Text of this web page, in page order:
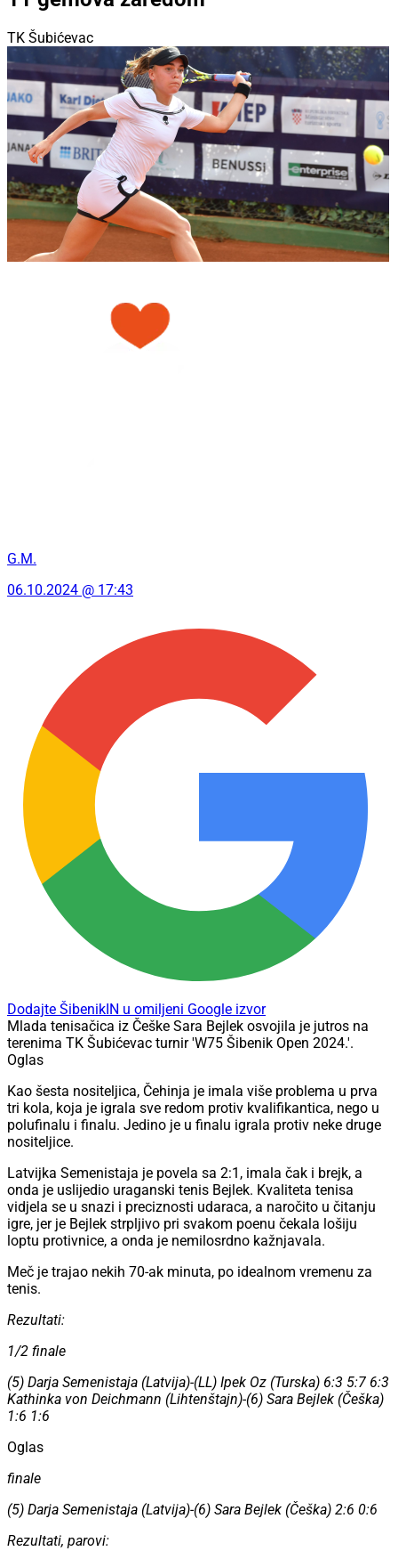
TK Šubićevac
G.M.
06.10.2024 @ 17:43
Dodajte ŠibenikIN u omiljeni Google izvor
Mlada tenisačica iz Češke Sara Bejlek osvojila je jutros na
terenima TK Šubićevac turnir 'W75 Šibenik Open 2024.'.
Oglas
Kao šesta nositeljica, Čehinja je imala više problema u prva
tri kola, koja je igrala sve redom protiv kvalifikantica, nego u
polufinalu i finalu. Jedino je u finalu igrala protiv neke druge
nositeljice.
Latvijka Semenistaja je povela sa 2:1, imala čak i brejk, a
onda je uslijedio uraganski tenis Bejlek. Kvaliteta tenisa
vidjela se u snazi i preciznosti udaraca, a naročito u čitanju
igre, jer je Bejlek strpljivo pri svakom poenu čekala lošiju
loptu protivnice, a onda je nemilosrdno kažnjavala.
Meč je trajao nekih 70-ak minuta, po idealnom vremenu za
tenis.
Rezultati:
1/2 finale
(5) Darja Semenistaja (Latvija)-(LL) Ipek Oz (Turska) 6:3 5:7 6:3
Kathinka von Deichmann (Lihtenštajn)-(6) Sara Bejlek (Češka)
1:6 1:6
Oglas
finale
(5) Darja Semenistaja (Latvija)-(6) Sara Bejlek (Češka) 2:6 0:6
Rezultati, parovi: